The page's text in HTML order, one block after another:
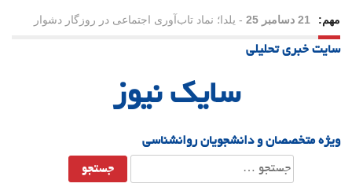
مهم: 21 دسامبر 25 - یلدا؛ نماد تاب‌آوری اجتماعی در روزگار دشوار
سایت خبری تحلیلی
سایک نیوز
ویژه متخصصان و دانشجویان روانشناسی
جستجو
برای: